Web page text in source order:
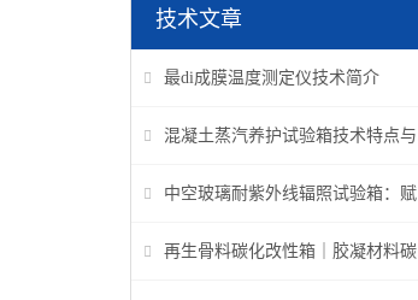
技术文章
最di成膜温度测定仪技术简介
混凝土蒸汽养护试验箱技术特点与应用解析
中空玻璃耐紫外线辐照试验箱：赋能建筑玻璃质量检测新标准
再生骨料碳化改性箱｜胶凝材料碳化机理研究专用设备